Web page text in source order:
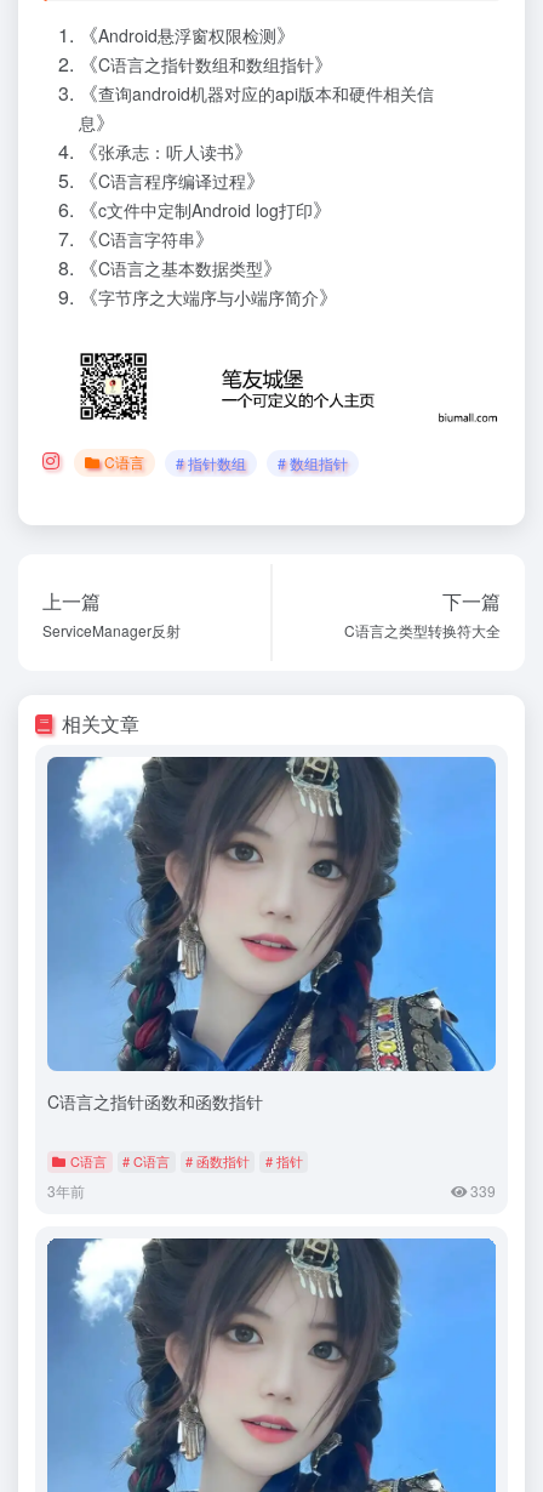
《Android悬浮窗权限检测》
《C语言之指针数组和数组指针》
《查询android机器对应的api版本和硬件相关信
息》
《张承志：听人读书》
《C语言程序编译过程》
《c文件中定制Android log打印》
《C语言字符串》
《C语言之基本数据类型》
《字节序之大端序与小端序简介》
C语言 # 指针数组 # 数组指针
上一篇
ServiceManager反射
下一篇
C语言之类型转换符大全
相关文章
C语言之指针函数和函数指针
C语言 # C语言 # 函数指针 # 指针
3年前 339